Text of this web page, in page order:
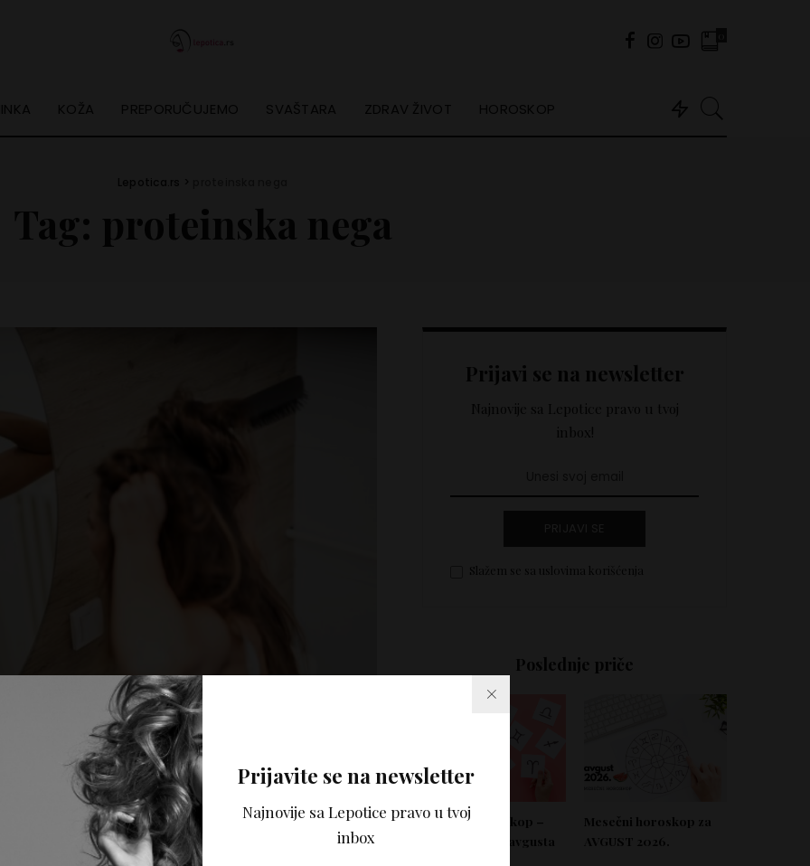
Prijavite se na newsletter
Najnovije sa Lepotice pravo u tvoj
inbox
KOŽA PREPORUČUJEMO SVAŠTARA ZDRAV ŽIVOT HOROSKOP
da vam se kosa
Prijavi se na newsletter
Najnovije sa Lepotice pravo u tvoj
inbox!
Slažem se sa uslovima korišćenja
Poslednje priče
Nedeljni horoskop –
Od 03. do 09. avgusta
Mesečni horoskop za
AVGUST 2026.